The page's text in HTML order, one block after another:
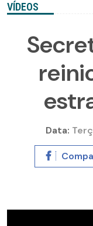
VÍDEOS
Data: